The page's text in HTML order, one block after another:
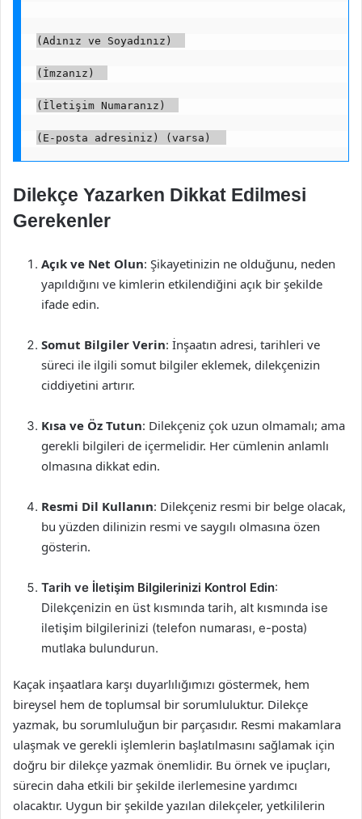
(Adınız ve Soyadınız)
(İmzanız)
(İletişim Numaranız)
(E-posta adresiniz) (varsa)
Dilekçe Yazarken Dikkat Edilmesi
Gerekenler
Açık ve Net Olun: Şikayetinizin ne olduğunu, neden
yapıldığını ve kimlerin etkilendiğini açık bir şekilde
ifade edin.
Somut Bilgiler Verin: İnşaatın adresi, tarihleri ve
süreci ile ilgili somut bilgiler eklemek, dilekçenizin
ciddiyetini artırır.
Kısa ve Öz Tutun: Dilekçeniz çok uzun olmamalı; ama
gerekli bilgileri de içermelidir. Her cümlenin anlamlı
olmasına dikkat edin.
Resmi Dil Kullanın: Dilekçeniz resmi bir belge olacak,
bu yüzden dilinizin resmi ve saygılı olmasına özen
gösterin.
Tarih ve İletişim Bilgilerinizi Kontrol Edin:
Dilekçenizin en üst kısmında tarih, alt kısmında ise
iletişim bilgilerinizi (telefon numarası, e-posta)
mutlaka bulundurun.
Kaçak inşaatlara karşı duyarlılığımızı göstermek, hem
bireysel hem de toplumsal bir sorumluluktur. Dilekçe
yazmak, bu sorumluluğun bir parçasıdır. Resmi makamlara
ulaşmak ve gerekli işlemlerin başlatılmasını sağlamak için
doğru bir dilekçe yazmak önemlidir. Bu örnek ve ipuçları,
sürecin daha etkili bir şekilde ilerlemesine yardımcı
olacaktır. Uygun bir şekilde yazılan dilekçeler, yetkililerin